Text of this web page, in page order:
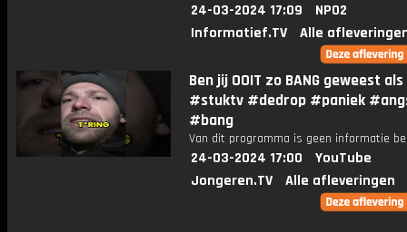
24-03-2024 17:09
NPO2
Informatief.TV
Alle
Ben jij OOIT zo BANG geweest
#stuktv #dedrop #paniek
#bang
Van dit programma is geen informatie
24-03-2024 17:00
YouTube
Jongeren.TV
Alle afleveringen